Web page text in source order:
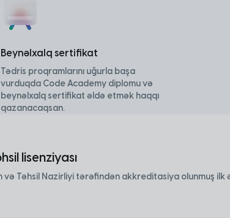
Beynəlxalq sertifikat
Tədris proqramlarını uğurla başa
vurduqda Code Academy diplomu və
beynəlxalq sertifikat əldə etmək haqqı
qazanacaqsan.
lisenziyası
və Təhsil Nazirliyi tərəfindən akkreditasiya olunmuş ilk